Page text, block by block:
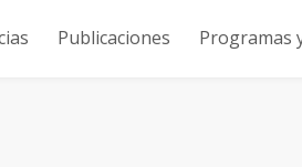
Publicaciones Programas